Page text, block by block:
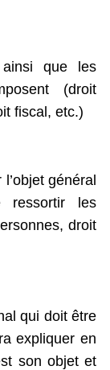
que les
(droit
fiscal, etc.)
général
les
droit
qui doit être
expliquer en
son objet et